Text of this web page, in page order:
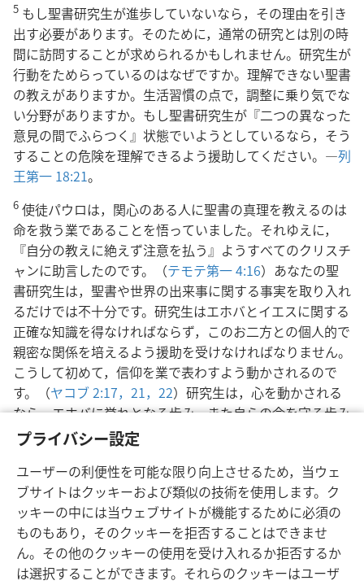
プライバシー設定
ユーザーの利便性を可能な限り向上させるため，当ウェ
ブサイトはクッキーおよび類似の技術を使用します。ク
ッキーの中には当ウェブサイトが機能するために必須の
ものもあり，そのクッキーを拒否することはできませ
ん。その他のクッキーの使用を受け入れるか拒否するか
は選択することができます。それらのクッキーはユーザ
5 もし聖書研究生が進歩していないなら，その理由を引き
出す必要があります。そのために，通常の研究とは別の時
間に訪問することが求められるかもしれません。研究生が
行動をためらっているのはなぜですか。理解できない聖書
の教えがありますか。生活習慣の点で，調整に乗り気でな
い分野がありますか。もし聖書研究生が『二つの異なった
意見の間でふらつく』状態でいようとしているなら，そう
することの危険を理解できるよう援助してください。―列
王第一 18:21。
6 使徒パウロは，関心のある人に聖書の真理を教えるのは
命を救う業であることを悟っていました。それゆえに，
『自分の教えに絶えず注意を払う』ようすべてのクリスチ
ャンに助言したのです。（テモテ第一 4:16）あなたの聖
書研究生は，聖書や世界の出来事に関する事実を取り入れ
るだけでは不十分です。研究生はエホバとイエスに関する
正確な知識を得なければならず，このお二方との個人的で
親密な関係を培えるよう援助を受けなければなりません。
こうして初めて，信仰を業で表わすよう動かされるので
す。（ヤコブ 2:17， 21，22）研究生は，心を動かされる
なら，エホバに誉れとなる歩み，また自らの命を守る歩み
に付き従う動機づけが得られるでしょう。―
。
日本語 シェアする 設定
Copyright © 2026 Watch Tower Bible and Tract Society of Pennsylvania